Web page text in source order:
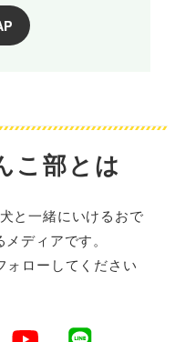
こ部とは
と一緒にいけるおで
ディアです。
ォローしてください